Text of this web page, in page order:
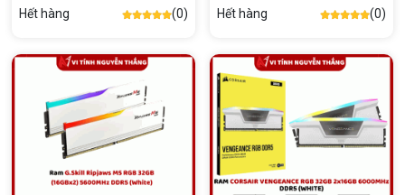
Hết hàng (0) Hết hàng (0)